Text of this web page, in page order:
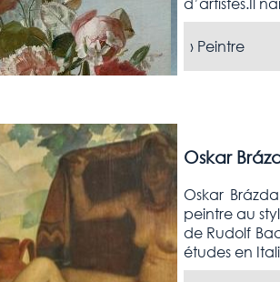
› Peintre
Oskar
Oskar
peintre au
de Rudolf
études en